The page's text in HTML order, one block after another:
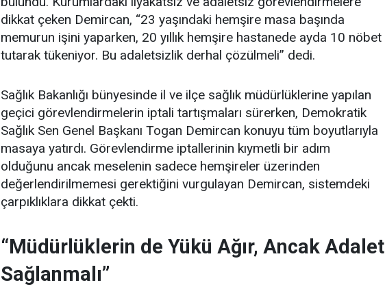
dikkat çeken Demircan, “23 yaşındaki hemşire masa başında
memurun işini yaparken, 20 yıllık hemşire hastanede ayda 10 nöbet
tutarak tükeniyor. Bu adaletsizlik derhal çözülmeli” dedi.
Sağlık Bakanlığı bünyesinde il ve ilçe sağlık müdürlüklerine yapılan
geçici görevlendirmelerin iptali tartışmaları sürerken, Demokratik
Sağlık Sen Genel Başkanı Togan Demircan konuyu tüm boyutlarıyla
masaya yatırdı. Görevlendirme iptallerinin kıymetli bir adım
olduğunu ancak meselenin sadece hemşireler üzerinden
değerlendirilmemesi gerektiğini vurgulayan Demircan, sistemdeki
çarpıklıklara dikkat çekti.
“Müdürlüklerin de Yükü Ağır, Ancak Adalet
Sağlanmalı”